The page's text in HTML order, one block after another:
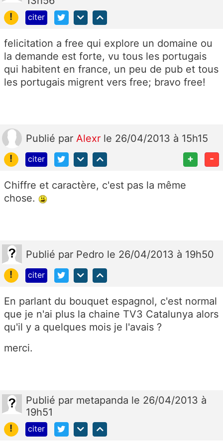
!
citer
felicitation a free qui explore un domaine ou
la demande est forte, vu tous les portugais
qui habitent en france, un peu de pub et tous
les portugais migrent vers free; bravo free!
Publié par Alexr le 26/04/2013 à 15h15
!
citer + -
Chiffre et caractère, c'est pas la même
chose.
Publié par Pedro le 26/04/2013 à 19h50
!
citer
En parlant du bouquet espagnol, c'est normal
que je n'ai plus la chaine TV3 Catalunya alors
qu'il y a quelques mois je l'avais ?
merci.
Publié par metapanda le 26/04/2013 à
19h51
!
citer